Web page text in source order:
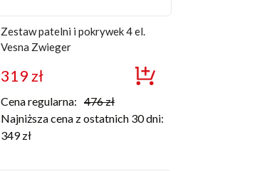
Zestaw patelni i pokrywek 4 el.
Vesna Zwieger
319zł
Cena regularna: 476zł
Najniższa cena z ostatnich 30 dni:
349 zł